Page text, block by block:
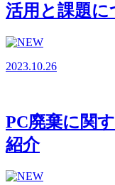
活用と課題に
2023.10.26
PC廃棄に関
紹介